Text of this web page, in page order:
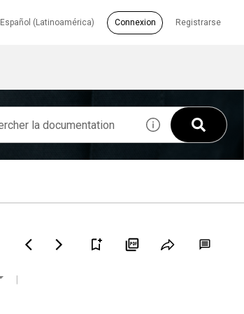
Registrarse
Español (Latinoamérica) Connexion